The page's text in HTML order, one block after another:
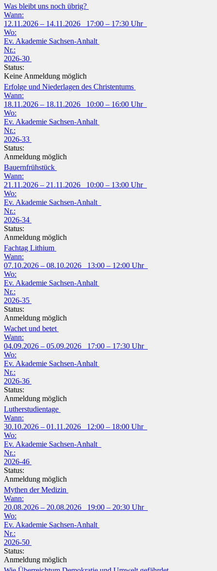
Was bleibt uns noch übrig?
Wann:
12.11.2026 – 14.11.2026 17:00 – 17:30 Uhr
Wo:
Ev. Akademie Sachsen-Anhalt
Nr.:
2026-30
Status:
Keine Anmeldung möglich
Erfolge und Niederlagen des Christentums
Wann:
18.11.2026 – 18.11.2026 10:00 – 16:00 Uhr
Wo:
Ev. Akademie Sachsen-Anhalt
Nr.:
2026-33
Status:
Anmeldung möglich
Bauernfrühstück
Wann:
21.11.2026 – 21.11.2026 10:00 – 13:00 Uhr
Wo:
Ev. Akademie Sachsen-Anhalt
Nr.:
2026-34
Status:
Anmeldung möglich
Fachtag Lithium
Wann:
07.10.2026 – 08.10.2026 13:00 – 12:00 Uhr
Wo:
Ev. Akademie Sachsen-Anhalt
Nr.:
2026-35
Status:
Anmeldung möglich
Wachet und betet
Wann:
04.09.2026 – 05.09.2026 17:00 – 17:30 Uhr
Wo:
Ev. Akademie Sachsen-Anhalt
Nr.:
2026-36
Status:
Anmeldung möglich
Lutherstudientage
Wann:
30.10.2026 – 01.11.2026 12:00 – 18:00 Uhr
Wo:
Ev. Akademie Sachsen-Anhalt
Nr.:
2026-46
Status:
Anmeldung möglich
Mythen der Medizin
Wann:
20.08.2026 – 20.08.2026 19:00 – 20:30 Uhr
Wo:
Ev. Akademie Sachsen-Anhalt
Nr.:
2026-50
Status:
Anmeldung möglich